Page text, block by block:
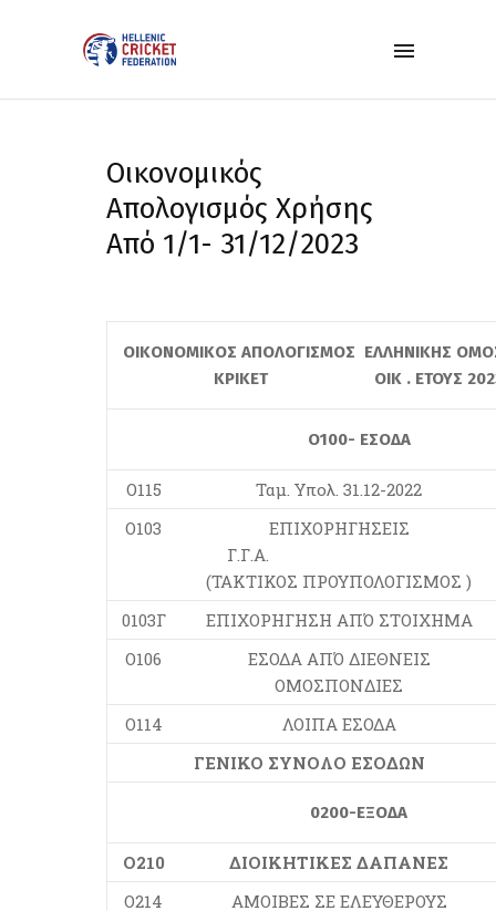
Οικονομικός
Απολογισμός Χρήσης
Από 1/1- 31/12/2023
ΟΙΚΟΝΟΜΙΚΟΣ ΑΠΟΛΟΓΙΣΜΟΣ ΕΛΛΗΝΙΚΗΣ
ΚΡΙΚΕΤ ΟΙΚ . ΕΤΟΥΣ
Ο100- ΕΣΟΔΑ
Ο115
Ταμ. Υπολ. 31.12-2022
Ο103
ΕΠΙΧΟΡΗΓΗΣΕΙΣ
Γ.Γ.Α.
(ΤΑΚΤΙΚΟΣ ΠΡΟΥΠΟΛΟΓΙΣΜΟΣ )
0103Γ
ΕΠΙΧΟΡΗΓΗΣΗ ΑΠΌ ΣΤΟΙΧΗΜΑ
Ο106
ΕΣΟΔΑ ΑΠΌ ΔΙΕΘΝΕΙΣ
ΟΜΟΣΠΟΝΔΙΕΣ
Ο114
ΛΟΙΠΑ ΕΣΟΔΑ
ΓΕΝΙΚΟ ΣΥΝΟΛΟ ΕΣΟΔΩΝ
0200-ΕΞΟΔΑ
Ο210
ΔΙΟΙΚΗΤΙΚΕΣ ΔΑΠΑΝΕΣ
Ο214
ΑΜΟΙΒΕΣ ΣΕ ΕΛΕΥΘΕΡΟΥΣ